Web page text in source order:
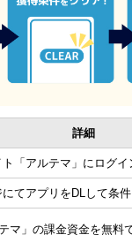
詳細
「アルテマ」にログイ
てアプリをDLして条
マ」の課金資金を無料